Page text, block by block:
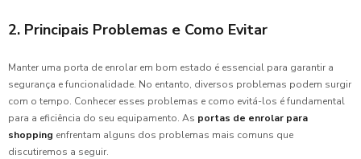
2. Principais Problemas e Como Evitar
Manter uma porta de enrolar em bom estado é essencial para garantir a
segurança e funcionalidade. No entanto, diversos problemas podem surgir
com o tempo. Conhecer esses problemas e como evitá-los é fundamental
para a eficiência do seu equipamento. As portas de enrolar para
shopping enfrentam alguns dos problemas mais comuns que
discutiremos a seguir.